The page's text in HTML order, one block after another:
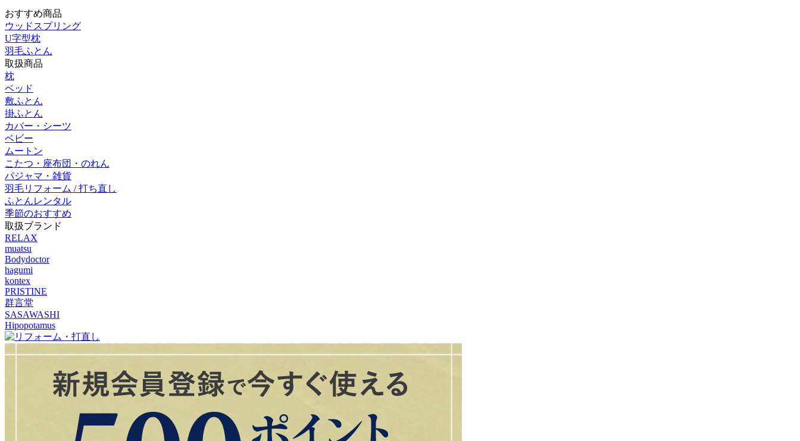
おすすめ商品
ウッドスプリング
U字型枕
羽毛ふとん
取扱商品
枕
ベッド
敷ふとん
掛ふとん
カバー・シーツ
ベビー
ムートン
こたつ・座布団・のれん
パジャマ・雑貨
羽毛リフォーム / 打ち直し
ふとんレンタル
季節のおすすめ
取扱ブランド
RELAX
muatsu
Bodydoctor
hagumi
kontex
PRISTINE
群言堂
SASAWASHI
Hipopotamus